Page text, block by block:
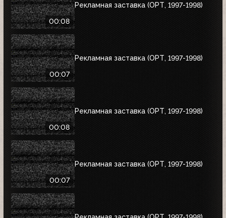
00:08
Рекламная заставка (ОРТ, 1997-1998)
00:07
Рекламная заставка (ОРТ, 1997-1998)
00:08
Рекламная заставка (ОРТ, 1997-1998)
00:07
Рекламная заставка (ОРТ, 1997-1998)